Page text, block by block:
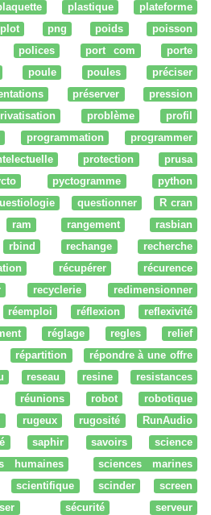
plastique
plateforme
plot png poids
poisson
polices port com
porte
poule poules
préciser
préserver
pression
problème
profil
programmation
programmer
protection
prusa
pyctogramme
python
questionner
R cran
ram rangement
rasbian
rbind rechange
recherche
récupérer
récurence
recyclerie
redimensionner
réemploi réflexion
reflexivité
réglage regles
relief
répartition
répondre à une offre
reseau resine
resistances
réunions robot
robotique
rugeux rugosité
RunAudio
saphir savoirs
science
humaines
sciences marines
scientifique scinder
screen
sécurité
serveur